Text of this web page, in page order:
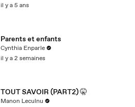
il y a 5 ans
Parents et enfants
Cynthia Enparle
il y a 2 semaines
TOUT SAVOIR (PART2) 🤫
Manon Leculnu